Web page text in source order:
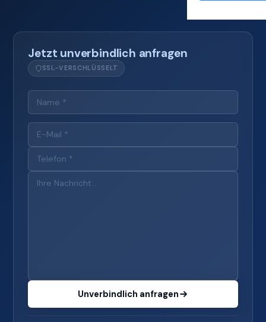
Jetzt unverbindlich anfragen
SSL-VERSCHLÜSSELT
Unverbindlich anfragen